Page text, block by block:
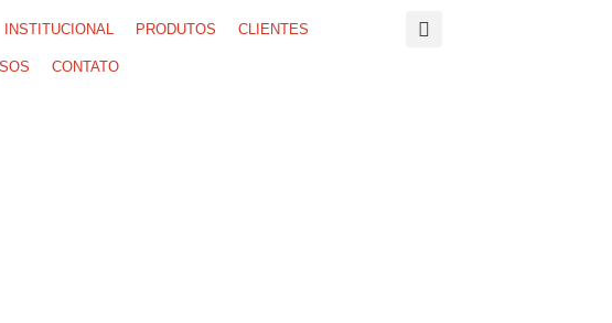
INSTITUCIONAL PRODUTOS CLIENTES
CONTATO